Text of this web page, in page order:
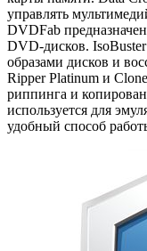
управлять
DVDFab
DVD-дисков.
образами дисков и
Ripper Platinum и
риппинга и
используется для
удобный способ